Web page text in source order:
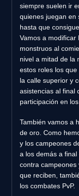
siempre suelen ir
quienes juegan en
hasta que
Vamos a modificar
monstruos al
nivel a mitad de la
estos roles los
la calle superior y
asistencias al final
participación en
También vamos a
de oro. Como
y los campeones
a los demás a
contra campeones
que reciben,
los combates PvP.